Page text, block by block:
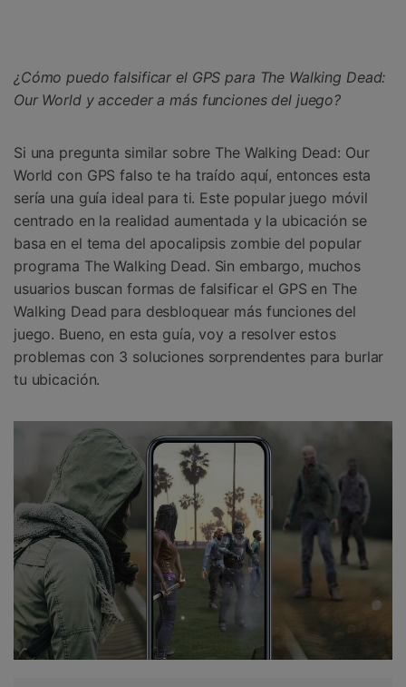
Protección del Móvil
¿Cómo puedo falsificar el GPS para The Walking Dead:
Our World y acceder a más funciones del juego?
Si una pregunta similar sobre The Walking Dead: Our
World con GPS falso te ha traído aquí, entonces esta
sería una guía ideal para ti. Este popular juego móvil
centrado en la realidad aumentada y la ubicación se
basa en el tema del apocalipsis zombie del popular
programa The Walking Dead. Sin embargo, muchos
usuarios buscan formas de falsificar el GPS en The
Walking Dead para desbloquear más funciones del
juego. Bueno, en esta guía, voy a resolver estos
problemas con 3 soluciones sorprendentes para burlar
tu ubicación.